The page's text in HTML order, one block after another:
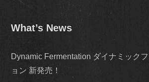
What’s News
Dynamic Fermentation ダイナミック
ョン 新発売！